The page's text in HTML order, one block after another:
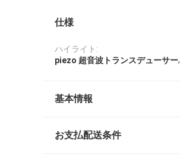
仕様
ハイライト:
piezo 超音波トランスデューサー,
基本情報
お支払配送条件